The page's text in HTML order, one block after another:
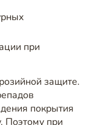
при
защите.
покрытия
Поэтому при